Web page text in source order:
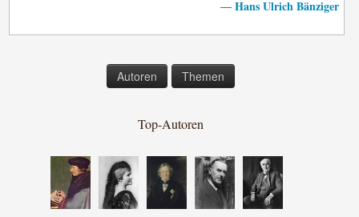
— Hans Ulrich Bänziger
Autoren Themen
Top-Autoren